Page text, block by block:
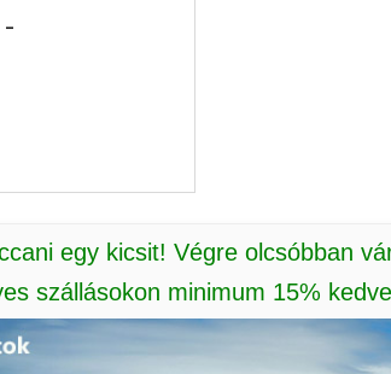
egy kicsit! Végre olcsóbban
szállásokon minimum 15%